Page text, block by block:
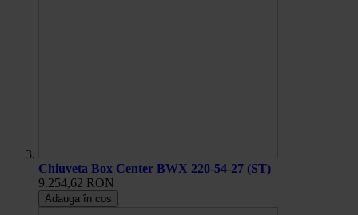
Chiuveta Box Center BWX 220-54-27 (ST)
9.254,62 RON
Adauga în cos